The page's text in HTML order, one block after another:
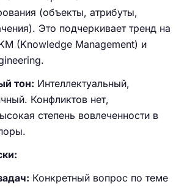
(объекты, атрибуты,
Это подчеркивает тренд на
(Knowledge Management) и
тон: Интеллектуальный,
Конфликтов нет,
степень вовлеченности в
Конкретный вопрос по теме